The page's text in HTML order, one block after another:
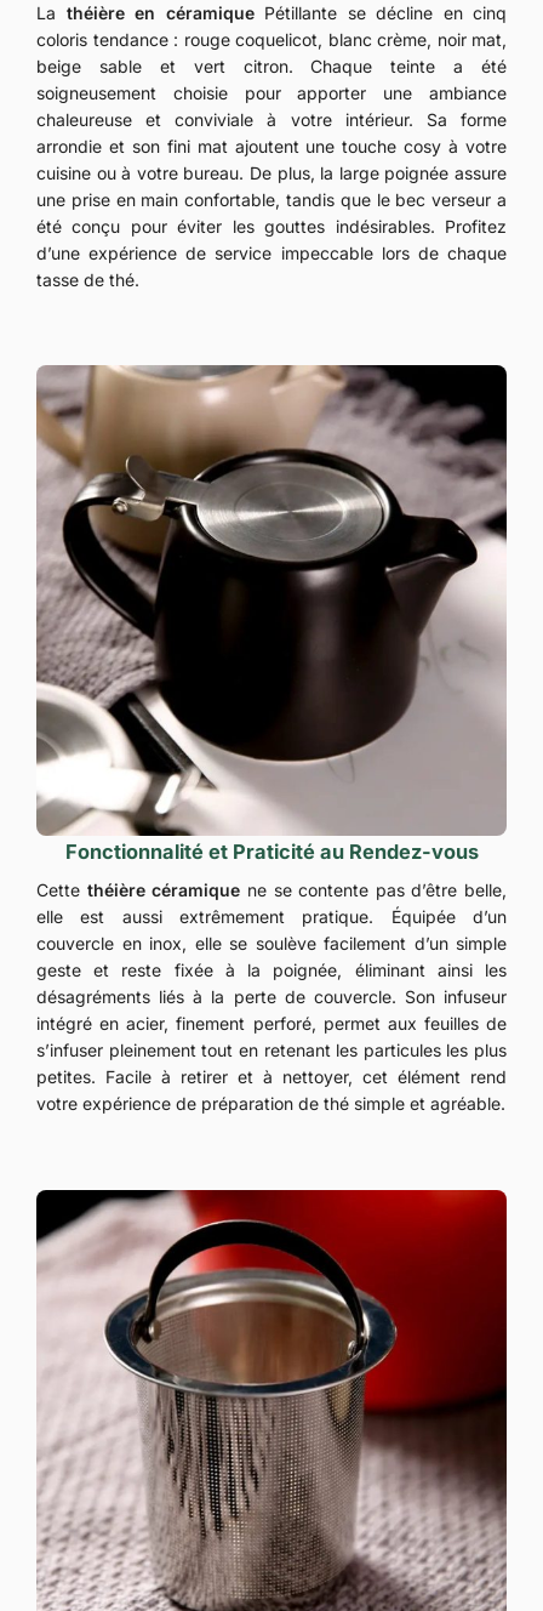
La théière en céramiquePétillante se décline en cinq
coloris tendance : rouge coquelicot, blanc crème, noir mat,
beige sable et vert citron. Chaque teinte a été
soigneusement choisie pour apporter une ambiance
chaleureuse et conviviale à votre intérieur. Sa forme
arrondie et son fini mat ajoutent une touche cosy à votre
cuisine ou à votre bureau. De plus, la large poignée assure
une prise en main confortable, tandis que le bec verseur a
été conçu pour éviter les gouttes indésirables. Profitez
d’une expérience de service impeccable lors de chaque
tasse de thé.
Fonctionnalité et Praticité au Rendez-vous
Cette théière céramique ne se contente pas d’être belle,
elle est aussi extrêmement pratique. Équipée d’un
couvercle en inox, elle se soulève facilement d’un simple
geste et reste fixée à la poignée, éliminant ainsi les
désagréments liés à la perte de couvercle. Son infuseur
intégré en acier, finement perforé, permet aux feuilles de
s’infuser pleinement tout en retenant les particules les plus
petites. Facile à retirer et à nettoyer, cet élément rend
votre expérience de préparation de thé simple et agréable.